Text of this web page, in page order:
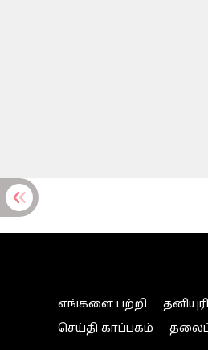
எங்களை பற்றி
செய்தி காப்பகம்